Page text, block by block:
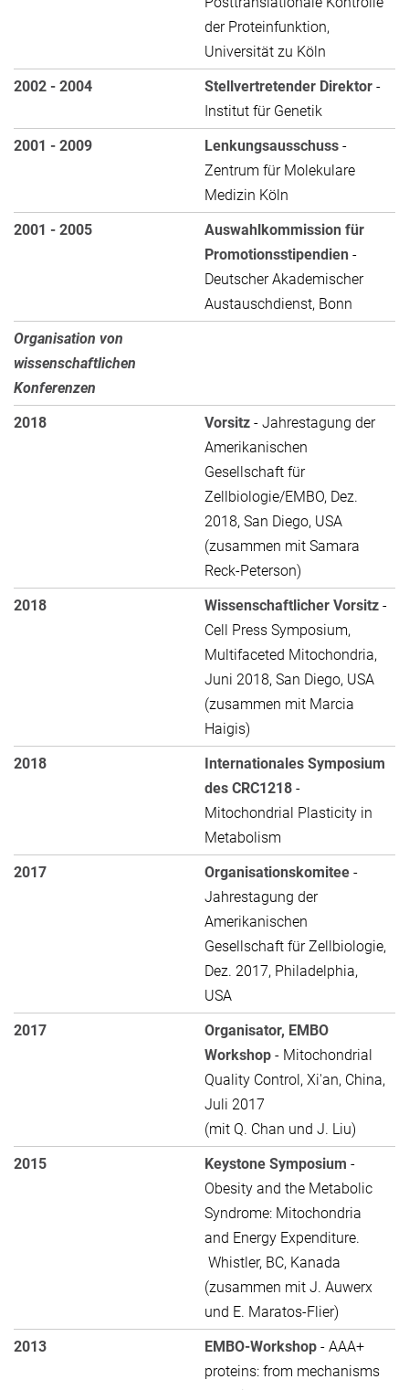
der Proteinfunktion,
Universität zu Köln
2002 - 2004
Stellvertretender Direktor -
Institut für Genetik
2001 - 2009
Lenkungsausschuss -
Zentrum für Molekulare
Medizin Köln
2001 - 2005
Auswahlkommission für
Promotionsstipendien -
Deutscher Akademischer
Austauschdienst, Bonn
Organisation von
wissenschaftlichen
Konferenzen
2018
Vorsitz - Jahrestagung der
Amerikanischen
Gesellschaft für
Zellbiologie/EMBO, Dez.
2018, San Diego, USA
(zusammen mit Samara
Reck-Peterson)
2018
Wissenschaftlicher Vorsitz -
Cell Press Symposium,
Multifaceted Mitochondria,
Juni 2018, San Diego, USA
(zusammen mit Marcia
Haigis)
2018
Internationales Symposium
des CRC1218 -
Mitochondrial Plasticity in
Metabolism
2017
Organisationskomitee -
Jahrestagung der
Amerikanischen
Gesellschaft für Zellbiologie,
Dez. 2017, Philadelphia,
USA
2017
Organisator, EMBO
Workshop - Mitochondrial
Quality Control, Xi'an, China,
Juli 2017
(mit Q. Chan und J. Liu)
2015
Keystone Symposium -
Obesity and the Metabolic
Syndrome: Mitochondria
and Energy Expenditure.
Whistler, BC, Kanada
(zusammen mit J. Auwerx
und E. Maratos-Flier)
2013
EMBO-Workshop - AAA+
proteins: from mechanisms